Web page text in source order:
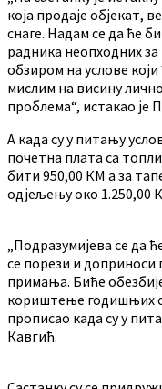
која продаје објекат,
снаге. Надам се да ће
радника неопходних
обзиром на услове
мислим на висину
проблема“, истакао је
А када су у питању
почетна плата са
бити 950,00 КМ а за
одјељењу око 1.250,00
„Подразумијева се да
се порези и доприноси
примања. Биће
кориштење годишњих
прописао када су у
Кавгић.